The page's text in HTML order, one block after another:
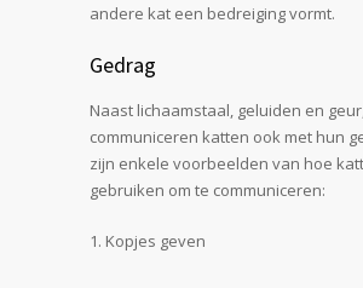
andere kat een bedreiging vormt.
Gedrag
Naast lichaamstaal, geluiden en
communiceren katten ook met hun
zijn enkele voorbeelden van hoe
gebruiken om te communiceren:
Kopjes geven